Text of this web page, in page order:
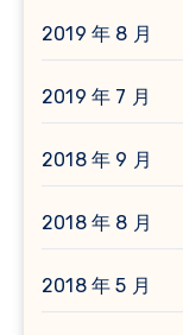
2019 年 8 月
2019 年 7 月
2018 年 9 月
2018 年 8 月
2018 年 5 月